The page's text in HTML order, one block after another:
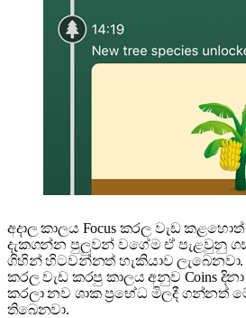
අදාල කාලය Focus කරල වැඩ
දැකගන්න පුලුවන් වගේම ඒ පැළවුනු
ගිහින් හිටවන්නත් හැකියාව ලැබෙනවා.
කරල වැඩ කරපු කාලය අනුව Coins
කරලා නව ශාක ප්‍රභේධ මිලදී ගන්නත්
තිබෙනවා.